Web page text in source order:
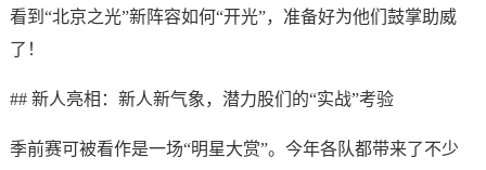
看到“北京之光”新阵容如何“开光”，准备好为他们鼓掌助威
了！
## 新人亮相：新人新气象，潜力股们的“实战”考验
季前赛可被看作是一场“明星大赏”。今年各队都带来了不少